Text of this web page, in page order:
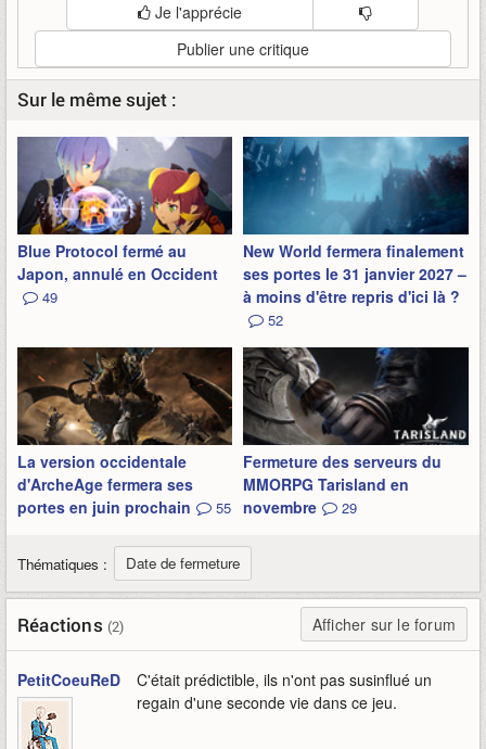
Je l'apprécie
Publier une critique
Sur le même sujet :
Blue Protocol fermé au
Japon, annulé en Occident
49
New World fermera finalement
ses portes le 31 janvier 2027 –
à moins d'être repris d'ici là ?
52
La version occidentale
d'ArcheAge fermera ses
portes en juin prochain
55
Fermeture des serveurs du
MMORPG Tarisland en
novembre
29
Thématiques : Date de fermeture
Réactions (2) Afficher sur le forum
PetitCoeuReD
C'était prédictible, ils n'ont pas susinflué un
regain d'une seconde vie dans ce jeu.